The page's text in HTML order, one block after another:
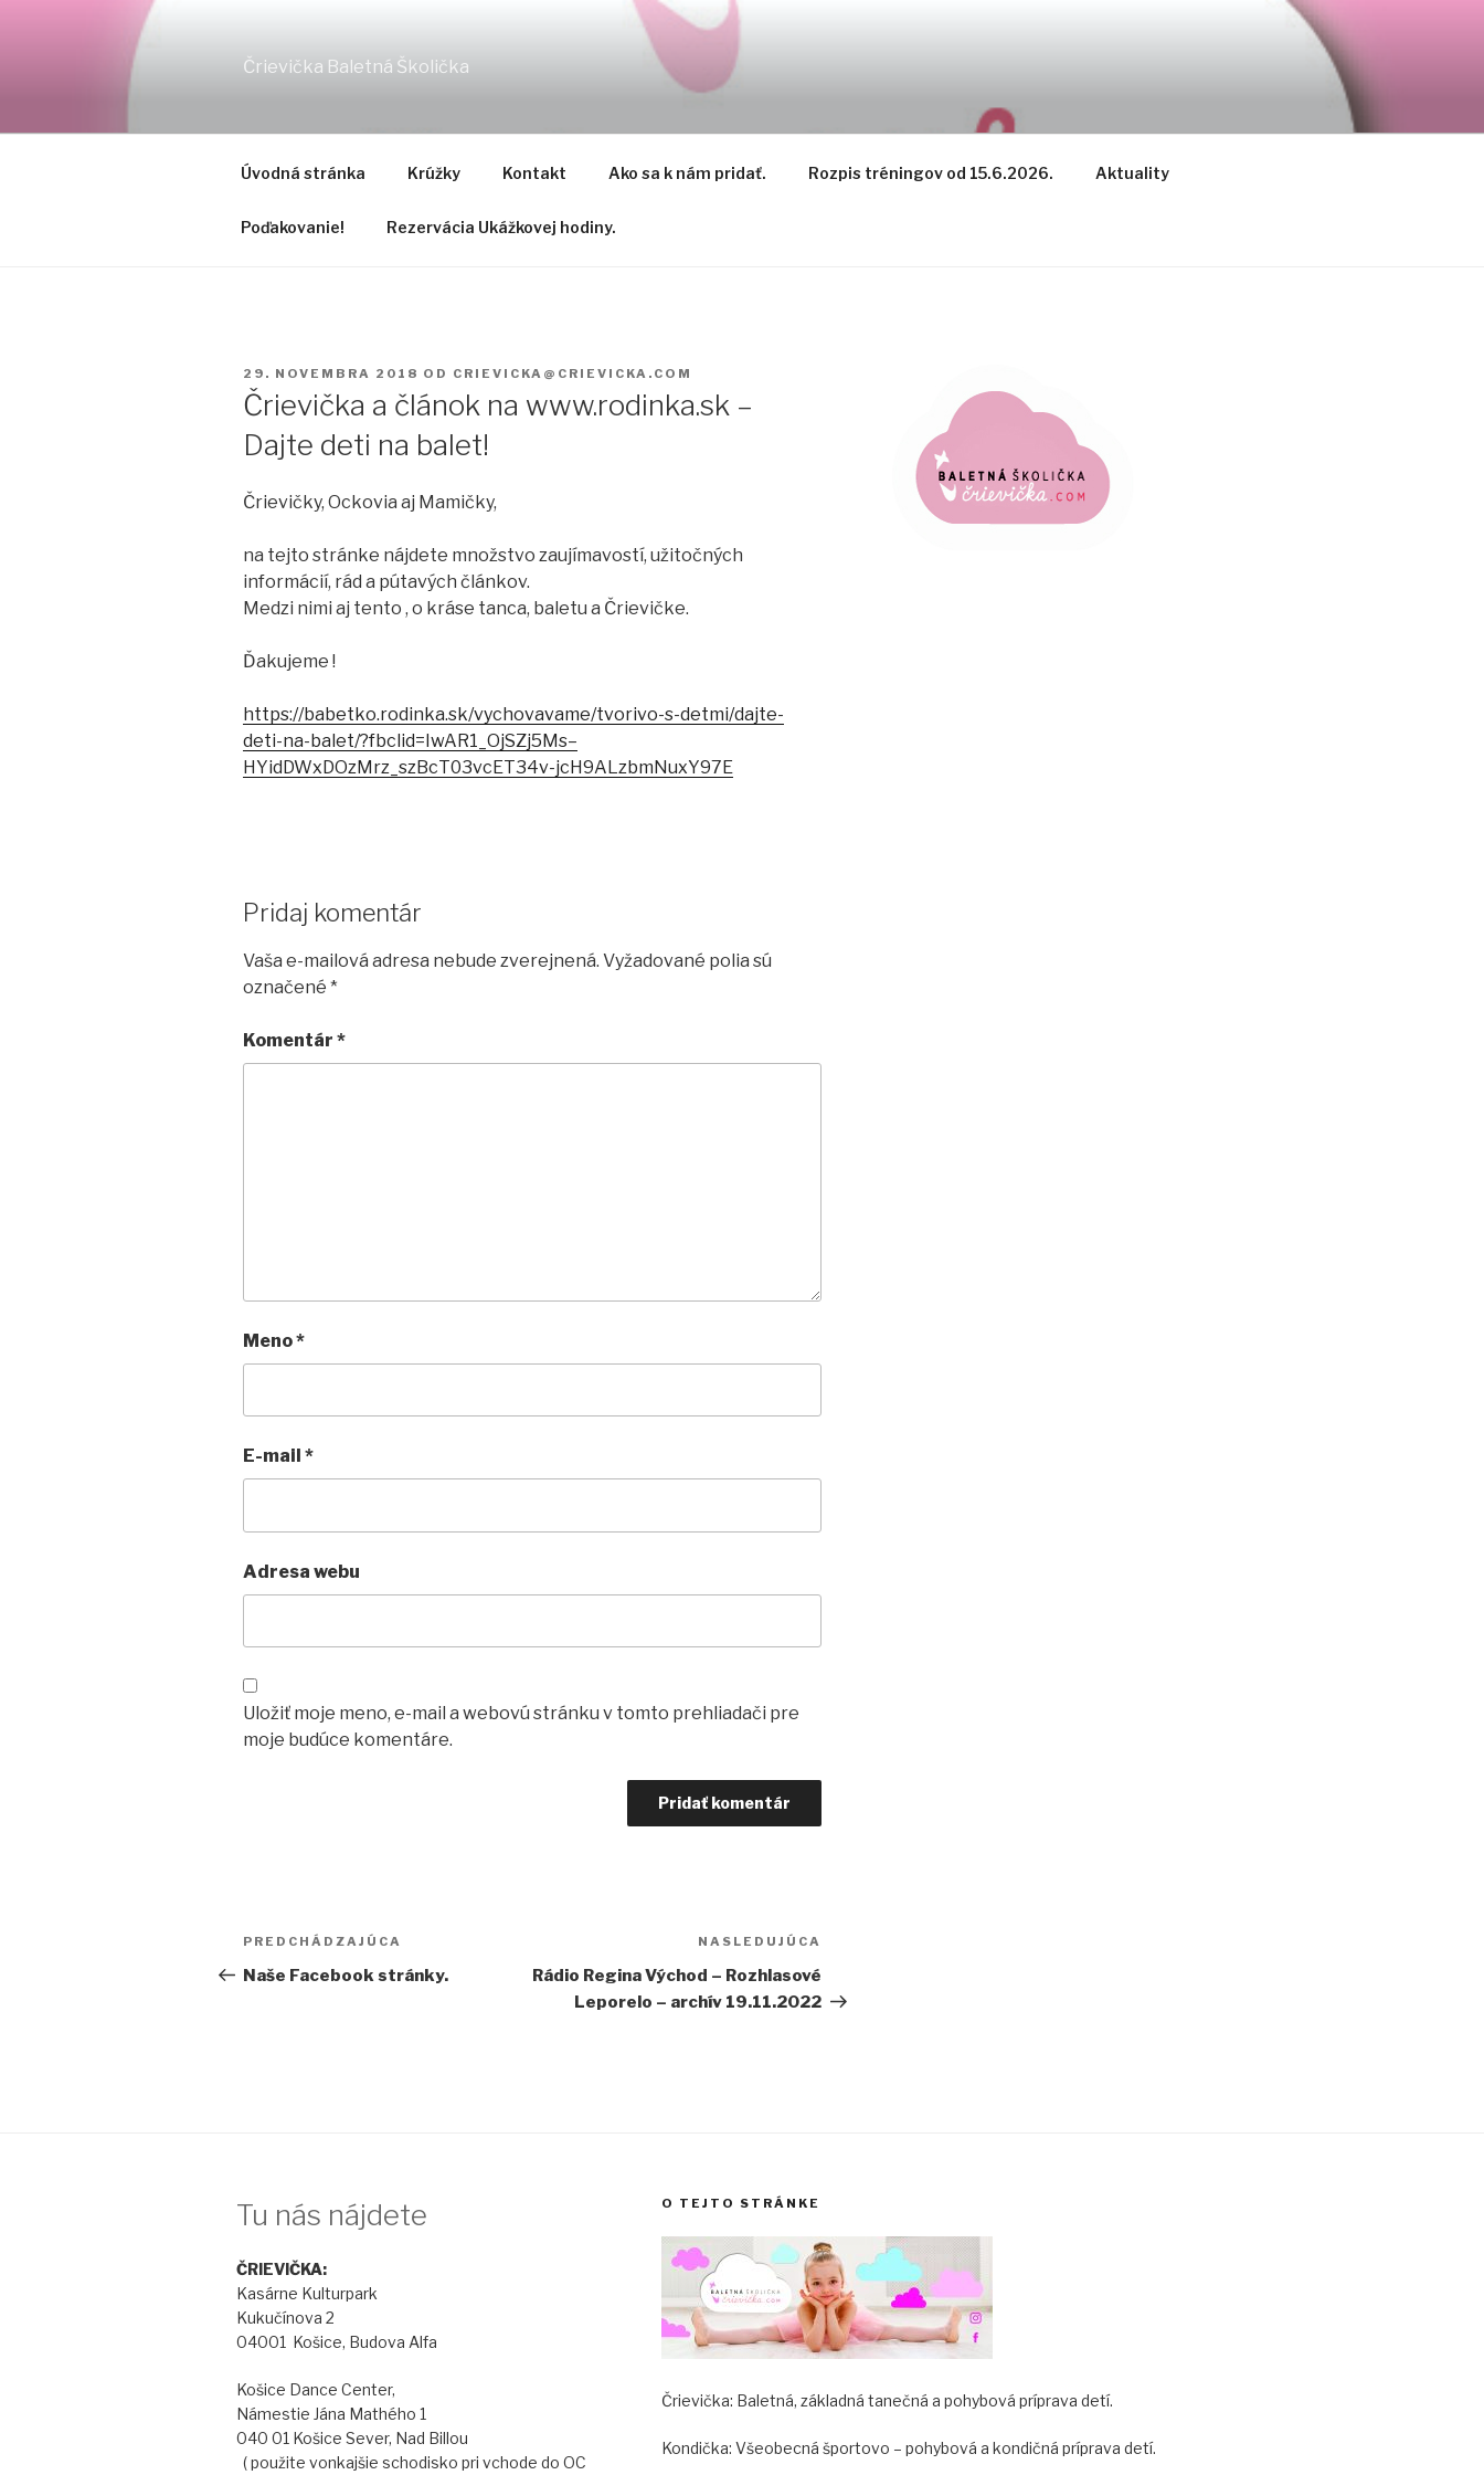
Črievička Baletná Školička
Úvodná stránka Krúžky Kontakt Ako sa k nám pridať. Rozpis tréningov od 15.6.2026. Aktuality
Poďakovanie! Rezervácia Ukážkovej hodiny.
PUBLIKOVANÉ
29. NOVEMBRA 2018 OD CRIEVICKA@CRIEVICKA.COM
Črievička a článok na www.rodinka.sk –
Dajte deti na balet!
Črievičky, Ockovia aj Mamičky,
na tejto stránke nájdete množstvo zaujímavostí, užitočných
informácií, rád a pútavých článkov.
Medzi nimi aj tento , o kráse tanca, baletu a Črievičke.
Ďakujeme !
https://babetko.rodinka.sk/vychovavame/tvorivo-s-detmi/dajte-
deti-na-balet/?fbclid=IwAR1_OjSZj5Ms–
HYidDWxDOzMrz_szBcT03vcET34v-jcH9ALzbmNuxY97E
Pridaj komentár
Vaša e-mailová adresa nebude zverejnená. Vyžadované polia sú
označené *
Komentár *
Meno*
E-mail *
Adresa webu
Uložiť moje meno, e-mail a webovú stránku v tomto prehliadači pre
moje budúce komentáre.
Navigácia
v
Predchádzajúci
článok
PREDCHÁDZAJÚCA
Naše Facebook stránky.
NASLEDUJÚCA
Rádio Regina Východ – Rozhlasové
Leporelo – archív 19.11.2022
Tu nás nájdete
ČRIEVIČKA:
Kasárne Kulturpark
Kukučínova 2
04001 Košice, Budova Alfa
Košice Dance Center,
Námestie Jána Mathého 1
040 01 Košice Sever, Nad Billou
( použite vonkajšie schodisko pri vchode do OC
O TEJTO STRÁNKE
Črievička: Baletná, základná tanečná a pohybová príprava detí.
Kondička: Všeobecná športovo – pohybová a kondičná príprava detí.